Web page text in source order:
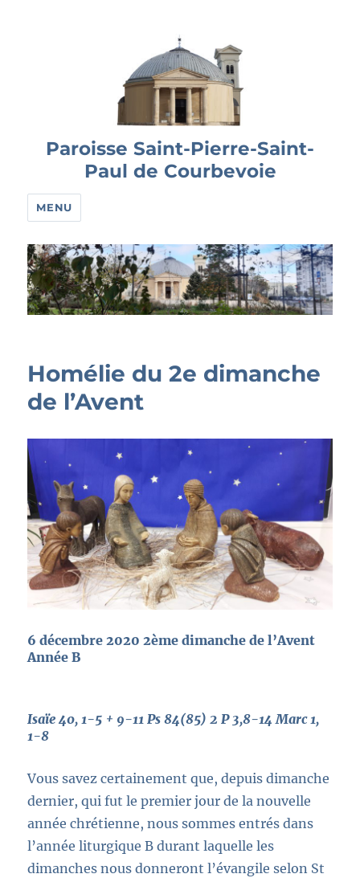
Paroisse Saint-Pierre-Saint-
Paul de Courbevoie
MENU
Homélie du 2e dimanche
de l’Avent
6 décembre 2020 2ème dimanche de l’Avent
Année B
Isaïe 40, 1-5 + 9-11 Ps 84(85) 2 P 3,8-14 Marc 1,
1-8
Vous savez certainement que, depuis dimanche
dernier, qui fut le premier jour de la nouvelle
année chrétienne, nous sommes entrés dans
l’année liturgique B durant laquelle les
dimanches nous donneront l’évangile selon St